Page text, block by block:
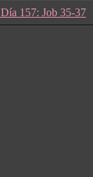
Día 157: Job 35-37